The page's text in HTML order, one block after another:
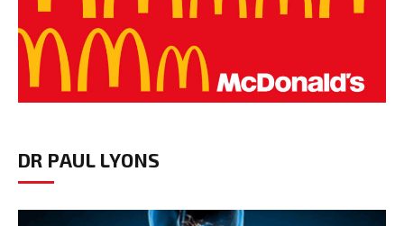
DR PAUL LYONS